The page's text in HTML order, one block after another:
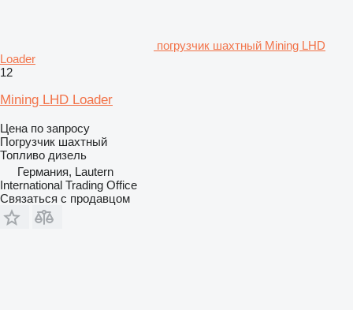
погрузчик шахтный Mining LHD
Loader
12
Mining LHD Loader
Цена по запросу
Погрузчик шахтный
Топливо дизель
Германия, Lautern
International Trading Office
Связаться с продавцом